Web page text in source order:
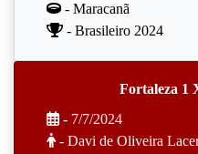
- Maracanã
- Brasileiro 2024
Fortaleza 1
- 7/7/2024
- Davi de Oliveira